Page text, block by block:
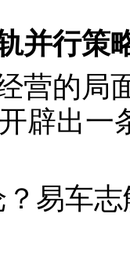
并行策
营的局
辟出一